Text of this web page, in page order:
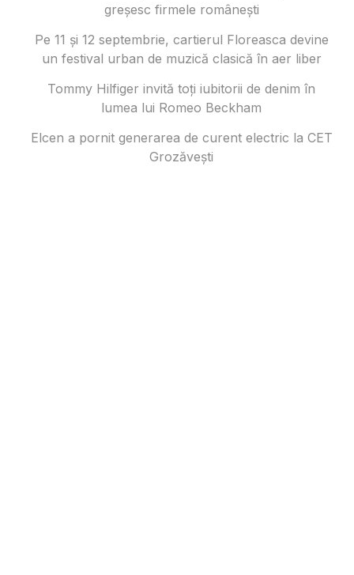
greșesc firmele românești
Pe 11 și 12 septembrie, cartierul Floreasca devine
un festival urban de muzică clasică în aer liber
Tommy Hilfiger invită toți iubitorii de denim în
lumea lui Romeo Beckham
Elcen a pornit generarea de curent electric la CET
Grozăvești